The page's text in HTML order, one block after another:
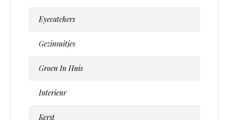
Eyecatchers
Gezinsuitjes
Groen In Huis
Interieur
Kerst